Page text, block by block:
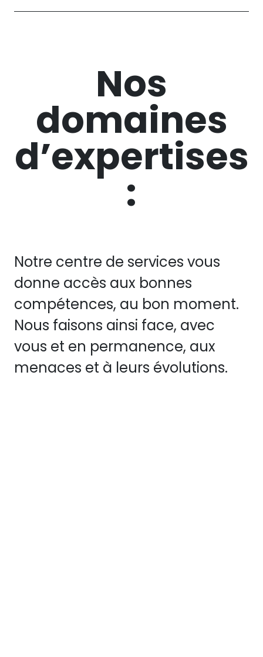
Nos
domaines
d’expertises
:
Notre centre de services vous
donne accès aux bonnes
compétences, au bon moment.
Nous faisons ainsi face, avec
vous et en permanence, aux
menaces et à leurs évolutions.